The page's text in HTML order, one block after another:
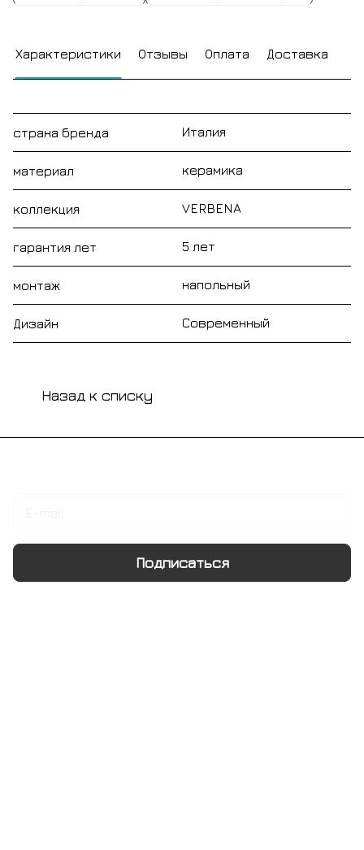
Характеристики Отзывы Оплата Доставка
страна бренда Италия
материал керамика
коллекция VERBENA
гарантия лет 5 лет
монтаж напольный
Дизайн Современный
Назад к списку
Подписаться